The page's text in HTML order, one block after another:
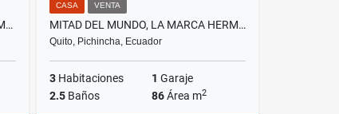
EL BATÁN, HERMOSA SUITE SEMI AMOBLADA EN VENTA, 68M2
CASA VENTA
MITAD DEL MUNDO, LA MARCA HERMOSA CASA EN VENTA, 86M2
Quito, Pichincha, Ecuador
3 Habitaciones 1 Garaje
2.5 Baños 86Área m2